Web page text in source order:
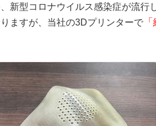
新型コロナウイルス感染症が流行
ますが、当社の3Dプリンターで